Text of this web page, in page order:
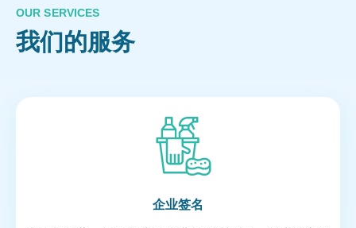
OUR SERVICES
我们的服务
企业签名